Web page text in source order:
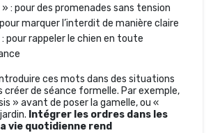
» : pour des promenades sans tension
marquer l’interdit de manière claire
: pour rappeler le chien en toute
ces mots dans des situations
créer de séance formelle. Par exemple,
» avant de poser la gamelle, ou «
Intégrer les ordres dans les
vie quotidienne rend